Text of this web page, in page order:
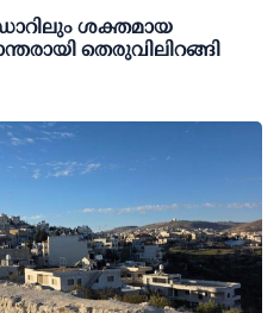
ശക്തമായ
തെരുവിലിറങ്ങി